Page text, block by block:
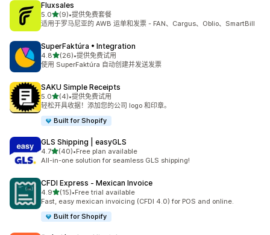
Fluxsales
5.0星（满分 5 星）
(9)
总共 9 条评论
•提供免费套餐
适用于罗马尼亚的 AWB 运单和发票 - FAN、Cargus、Oblio、SmartBill
SuperFaktúra • Integration
4.8星（满分 5 星）
(26)
总共 26 条评论
•提供免费试用
使用 SuperFaktúra 自动创建并发送发票
SAKU Simple Receipts
5.0星（满分 5 星）
(4)
总共 4 条评论
•提供免费试用
轻松开具收据！添加您的公司 logo 和印章。
Built for Shopify
GLS Shipping | easyGLS
4.7星（满分 5 星）
(40)
总共 40 条评论
•Free plan available
All-in-one solution for seamless GLS shipping!
CFDI Express ‑ Mexican Invoice
4.9星（满分 5 星）
(15)
总共 15 条评论
•Free trial available
Fast, easy mexican invoicing (CFDI 4.0) for POS and online.
Built for Shopify